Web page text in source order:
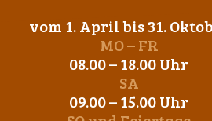
vom 1. April bis 31.
MO – FR
08.00 – 18.00 Uhr
SA
09.00 – 15.00 Uhr